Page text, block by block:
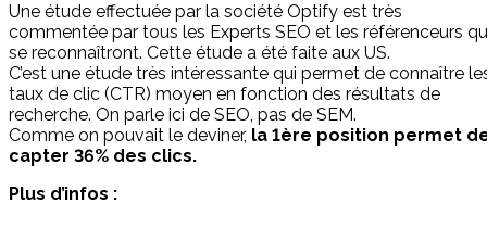
Une étude effectuée par la société Optify est très
commentée par tous les Experts SEO et les référenceurs
se reconnaîtront. Cette étude a été faite aux US.
C’est une étude très intéressante qui permet de connaître
taux de clic (CTR) moyen en fonction des résultats de
recherche. On parle ici de SEO, pas de SEM.
Comme on pouvait le deviner, la 1ère position permet
capter 36% des clics.
Plus d’infos :